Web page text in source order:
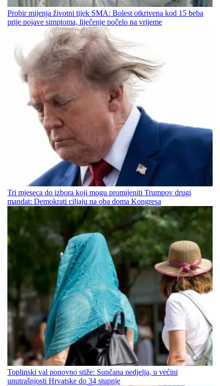
Probir mijenja životni tijek SMA: Bolest otkrivena kod 15 beba
prije pojave simptoma, liječenje počelo na vrijeme
Tri mjeseca do izbora koji mogu promijeniti Trumpov drugi
mandat: Demokrati ciljaju na oba doma Kongresa
Toplinski val ponovno stiže: Sunčana nedjelja, u većini
unutrašnjosti Hrvatske do 34 stupnje